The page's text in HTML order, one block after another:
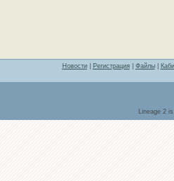
Новости| Регистрация| Файлы|
Lineage 2